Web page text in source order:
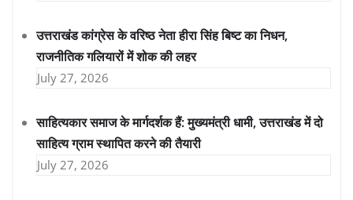
उत्तराखंड कांग्रेस के वरिष्ठ नेता हीरा सिंह बिष्ट का निधन,
राजनीतिक गलियारों में शोक की लहर
July 27, 2026
साहित्यकार समाज के मार्गदर्शक हैं: मुख्यमंत्री धामी, उत्तराखंड में दो
साहित्य ग्राम स्थापित करने की तैयारी
July 27, 2026